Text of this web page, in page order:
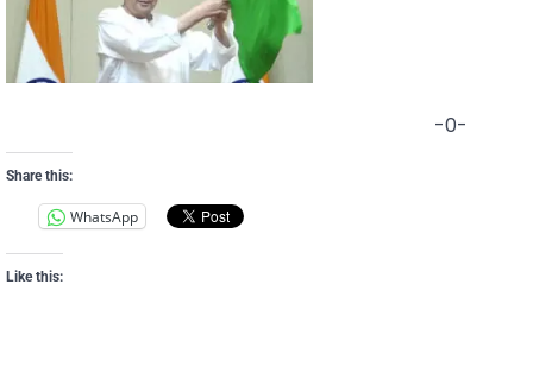
-0-
Share this:
WhatsApp
Like this: